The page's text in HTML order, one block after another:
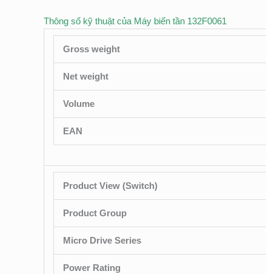
Thông số kỹ thuật của Máy biến tần 132F0061
Gross weight
Net weight
Volume
EAN
Product View (Switch)
Product Group
Micro Drive Series
Power Rating